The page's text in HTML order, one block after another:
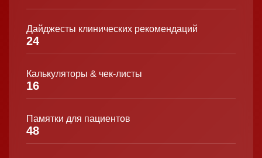
Дайджесты клинических рекомендаций
24
Калькуляторы & чек-листы
16
Памятки для пациентов
48